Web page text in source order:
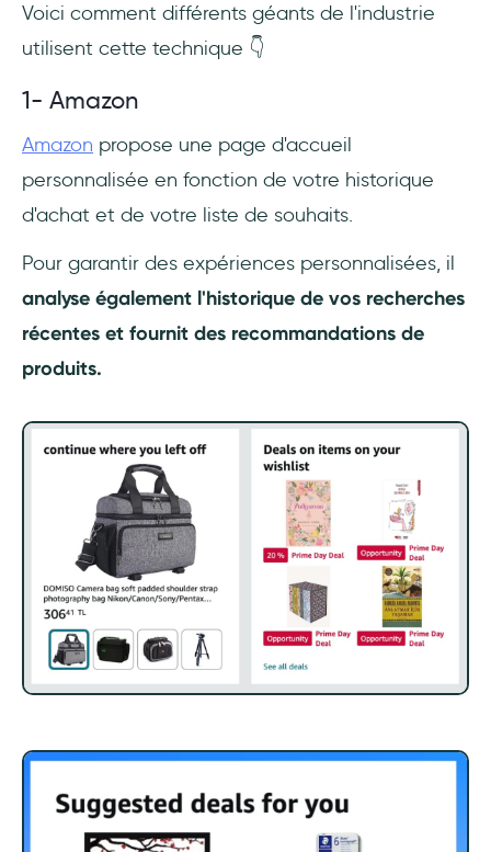
Voici comment différents géants de l'industrie
utilisent cette technique 👇
1- Amazon
Amazon propose une page d'accueil
personnalisée en fonction de votre historique
d'achat et de votre liste de souhaits.
Pour garantir des expériences personnalisées, il
analyse également l'historique de vos recherches
récentes et fournit des recommandations de
produits.